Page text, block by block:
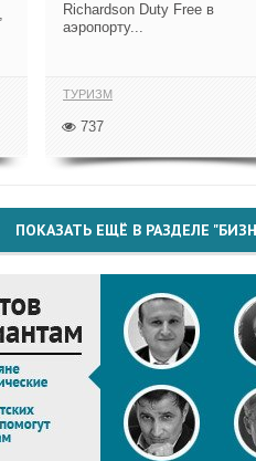
Richardson Duty Free в
аэропорту...
ТУРИЗМ
737
ПОКАЗАТЬ ЕЩЁ В РАЗДЕЛЕ